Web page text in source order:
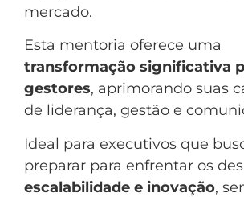
mercado.
Esta mentoria oferece uma
transformação significativa
gestores, aprimorando suas
de liderança, gestão e
Ideal para executivos que
preparar para enfrentar os
escalabilidade e inovação,